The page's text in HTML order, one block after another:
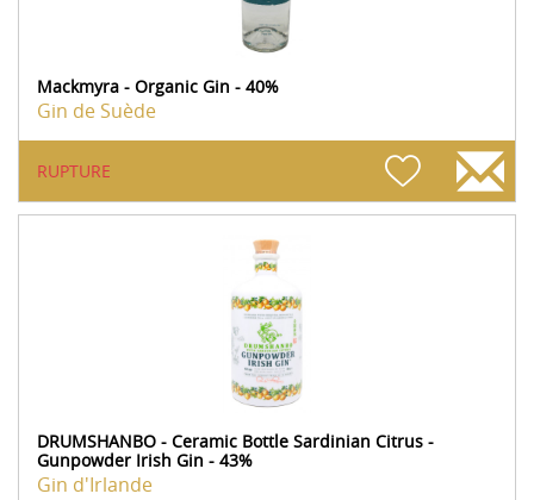
Mackmyra - Organic Gin - 40%
Gin de Suède
RUPTURE
DRUMSHANBO - Ceramic Bottle Sardinian Citrus -
Gunpowder Irish Gin - 43%
Gin d'Irlande